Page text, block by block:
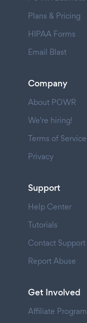
Plans & Pricing
HIPAA Forms
Email Blast
Company
About POWR
We're hiring!
Terms of Service
Privacy
Support
Help Center
Tutorials
Contact Support
Report Abuse
Get Involved
Affiliate Program